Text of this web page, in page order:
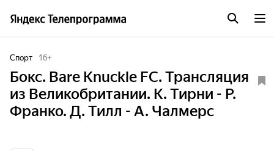
Спорт 16+
Бокс. Bare Knuckle FC. Трансляция
из Великобритании. К. Тирни - Р.
Франко. Д. Тилл - А. Чалмерс